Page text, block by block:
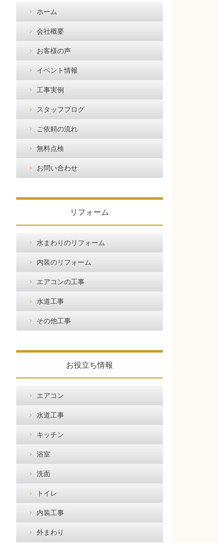
ホーム
会社概要
お客様の声
イベント情報
工事実例
スタッフブログ
ご依頼の流れ
無料点検
お問い合わせ
リフォーム
水まわりのリフォーム
内装のリフォーム
エアコンの工事
水道工事
その他工事
お役立ち情報
エアコン
水道工事
キッチン
浴室
洗面
トイレ
内装工事
外まわり